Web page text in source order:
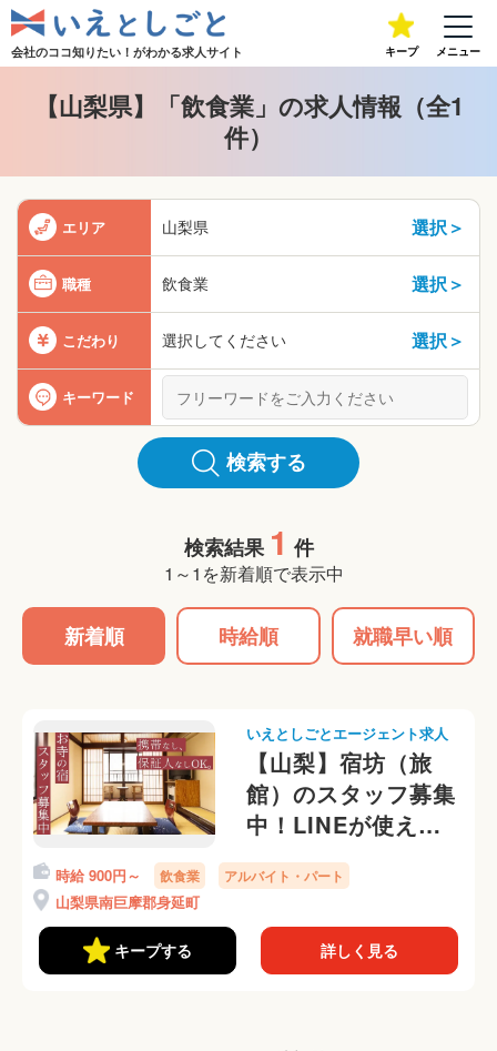
会社のココ知りたい！がわかる求人サイト キープ メニュー
【山梨県】「飲食業」の求人情報（全1
件）
エリア 山梨県 選択＞
職種 飲食業 選択＞
こだわり 選択してください 選択＞
キーワード
検索する
検索結果 1 件
1～1を新着順で表示中
新着順 時給順 就職早い順
いえとしごとエージェント求人
【山梨】宿坊（旅
館）のスタッフ募集
中！LINEが使えれ
ば携帯番号なしOK
です
時給 900円～ 飲食業 アルバイト・パート
山梨県南巨摩郡身延町
キープする 詳しく見る